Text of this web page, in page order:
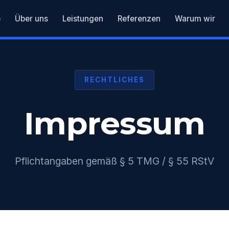
Über uns Leistungen Referenzen Warum wir
RECHTLICHES
Impressum
Pflichtangaben gemäß § 5 TMG / § 55 RStV